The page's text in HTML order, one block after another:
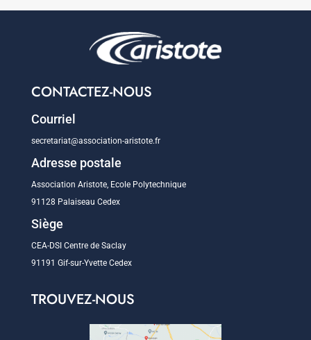
CONTACTEZ-NOUS
Courriel
secretariat@association-aristote.fr
Adresse postale
Association Aristote, Ecole Polytechnique
91128 Palaiseau Cedex
Siège
CEA-DSI Centre de Saclay
91191 Gif-sur-Yvette Cedex
TROUVEZ-NOUS